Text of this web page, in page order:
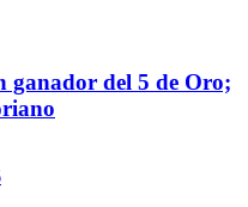
ganador del 5 de Oro;